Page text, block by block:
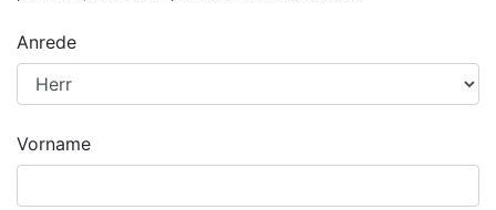
Anrede
Vorname